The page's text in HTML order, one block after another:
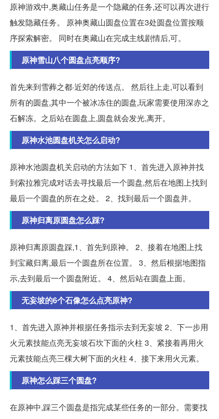
原神游戏中,奥藏山任务是一个隐藏的任务,还可以再次进行
触发隐藏任务。 原神奥藏山圆盘位置在3处圆盘位置按顺
序探索解密。 同时在奥藏山在完成主线剧情后,可。
原神雪山八个圆盘点亮顺序?
首先来到雪葬之都·近郊的传送点。 然后往上走,可以看到
所有的圆盘,其中一个被冰冻住的圆盘,玩家需要使用深赤之
石解冻。之后站在圆盘上,圆盘就会发光,离开。
原神水池圆盘机关怎么启动?
原神水池圆盘机关启动的方法如下 1、首先进入原神并找
到索拉雅完成对话去寻找最后一个圆盘,然后在地图上找到
最后一个圆盘的所在之处。 2、找到最后一个圆盘并。
原神归离原圆盘怎么踩?
原神归离原圆盘踩,1、首先到原神。 2、接着在地图上找
到宝藏归离,最后一个圆盘所在位置。 3、然后根据地图指
示,去到最后一个圆盘附近。 4、然后站在圆盘上面。
无妄坡的6个石像怎么点亮原神?
1、首先进入原神并根据任务指示去到无妄坡 2、下一步用
火元素技能点亮无妄坡石坎下面的火柱 3、紧接着再用火
元素技能点亮三棵大树下面的火柱 4、接下来用火元素。
原神怎么踩三个圆盘?
在原神中,踩三个圆盘是指完成某些任务的一部分。需要找